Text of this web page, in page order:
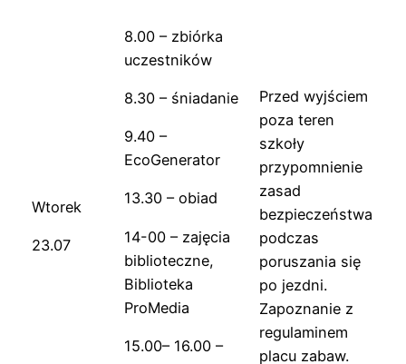
Wtorek
23.07
8.00 – zbiórka
uczestników
8.30 – śniadanie
9.40 –
EcoGenerator
13.30 – obiad
14-00 – zajęcia
biblioteczne,
Biblioteka
ProMedia
15.00– 16.00 –
Przed wyjściem
poza teren
szkoły
przypomnienie
zasad
bezpieczeństwa
podczas
poruszania się
po jezdni.
Zapoznanie z
regulaminem
placu zabaw.